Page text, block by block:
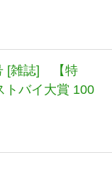
[雑誌] 【特
トバイ大賞 100